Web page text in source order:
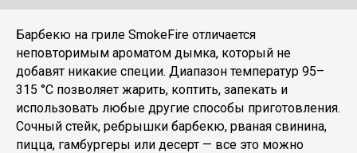
Барбекю на гриле SmokeFire отличается
неповторимым ароматом дымка, который не
добавят никакие специи. Диапазон температур 95–
315 °C позволяет жарить, коптить, запекать и
использовать любые другие способы приготовления.
Сочный стейк, ребрышки барбекю, рваная свинина,
пицца, гамбургеры или десерт — все это можно